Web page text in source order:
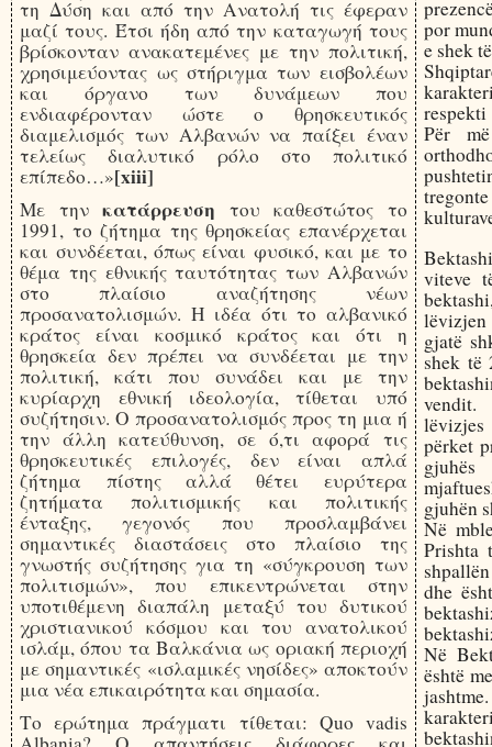
τη Δύση και από την Ανατολή τις έφεραν
μαζί τους. Έτσι ήδη από την καταγωγή τους
βρίσκονταν ανακατεμένες με την πολιτική,
χρησιμεύοντας ως στήριγμα των εισβολέων
και όργανο των δυνάμεων που
ενδιαφέρονταν ώστε ο θρησκευτικός
διαμελισμός των Αλβανών να παίξει έναν
τελείως διαλυτικό ρόλο στο πολιτικό
επίπεδο…»[xiii]
Με τηνκατάρρευση του καθεστώτος το
1991, το ζήτημα της θρησκείας επανέρχεται
και συνδέεται, όπως είναι φυσικό, και με το
θέμα της εθνικής ταυτότητας των Αλβανών
στο πλαίσιο αναζήτησης νέων
προσανατολισμών. Η ιδέα ότι το αλβανικό
κράτος είναι κοσμικό κράτος και ότι η
θρησκεία δεν πρέπει να συνδέεται με την
πολιτική, κάτι που συνάδει και με την
κυρίαρχη εθνική ιδεολογία, τίθεται υπό
συζήτησιν. Ο προσανατολισμός προς τη μια ή
την άλλη κατεύθυνση, σε ό,τι αφορά τις
θρησκευτικές επιλογές, δεν είναι απλά
ζήτημα πίστης αλλά θέτει ευρύτερα
ζητήματα πολιτισμικής και πολιτικής
ένταξης, γεγονός που προσλαμβάνει
σημαντικές διαστάσεις στο πλαίσιο της
γνωστής συζήτησης για τη «σύγκρουση των
πολιτισμών», που επικεντρώνεται στην
υποτιθέμενη διαπάλη μεταξύ του δυτικού
χριστιανικού κόσμου και του ανατολικού
ισλάμ, όπου τα Βαλκάνια ως οριακή περιοχή
με σημαντικές «ισλαμικές νησίδες» αποκτούν
μια νέα επικαιρότητα και σημασία.
Το ερώτημα πράγματι τίθεται: Quo vadis
por
e shek
Për
viteve
gjatë
shek të
vendit.
lëvizjes
përket
gjuhës
gjuhën
Në
Prishta
dhe
Në
është